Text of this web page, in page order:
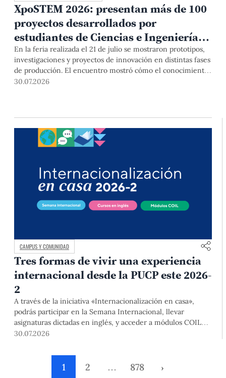
XpoSTEM 2026: presentan más de 100
proyectos desarrollados por
estudiantes de Ciencias e Ingeniería
PUCP orientados a atender
necesidades del país
En la feria realizada el 21 de julio se mostraron prototipos,
investigaciones y proyectos de innovación en distintas fases
de producción. El encuentro mostró cómo el conocimiento
adquirido en las aulas puede responder a desafíos concretos
30.07.2026
CAMPUS Y COMUNIDAD
Tres formas de vivir una experiencia
internacional desde la PUCP este 2026-
2
A través de la iniciativa «Internacionalización en casa»,
podrás participar en la Semana Internacional, llevar
asignaturas dictadas en inglés, y acceder a módulos COIL
junto con estudiantes y docentes de universidades
mediante el Campus Virtual, durante la Matrícula 2026-2.
30.07.2026
1 2 … 878 ›